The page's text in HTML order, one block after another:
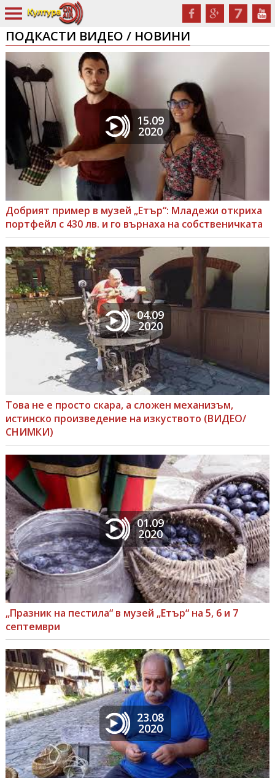
ПОДКАСТИ ВИДЕО / НОВИНИ
15.09
2020
Добрият пример в музей „Етър“: Младежи откриха
портфейл с 430 лв. и го върнаха на собственичката
04.09
2020
Това не е просто скара, а сложен механизъм,
истинско произведение на изкуството (ВИДЕО/
СНИМКИ)
01.09
2020
„Празник на пестила“ в музей „Етър“ на 5, 6 и 7
септември
23.08
2020